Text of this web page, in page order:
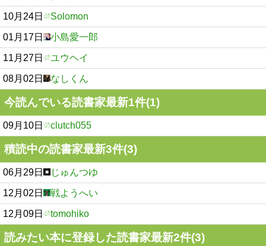
10月24日 Solomon
01月17日 小島愛一郎
11月27日 ユウヘイ
08月02日 なしくん
今読んでいる読書家最新1件(1)
09月10日 clutch055
積読中の読書家最新3件(3)
06月29日 じゅんつゆ
12月02日 戦ようへい
12月09日 tomohiko
読みたい本に登録した読書家最新2件(3)